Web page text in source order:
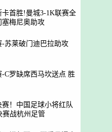
卡首胜!曼城3-1K联赛全
梅尼奥助攻
-苏莱破门迪巴拉助攻
-C罗缺席西马坎送点 胜
赛！中国足球小将红队
赛战杭州足管